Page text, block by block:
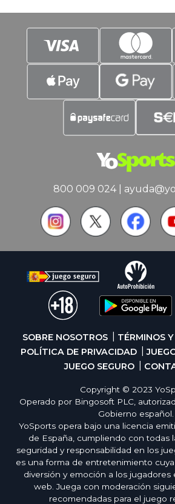
800 009 024|
SOBRE NOSOTROS
TÉRMINOS
POLÍTICA DE PRIVACIDAD
JUEGO SEGURO
Copyright © 2023
Operado por Bingosoft PLC,
Gobierno español.
YoSports opera bajo una licencia
de España, cumpliendo con todas
seguridad y responsabilidad en los
es una forma de entretenimiento
diversión y emoción a los jugadores
web. Juega con moderación
recomendadas para el juego